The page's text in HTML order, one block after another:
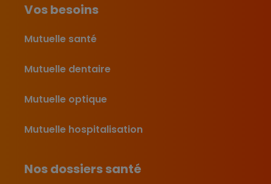
Vos besoins
Mutuelle santé
Mutuelle dentaire
Mutuelle optique
Mutuelle hospitalisation
Nos dossiers santé